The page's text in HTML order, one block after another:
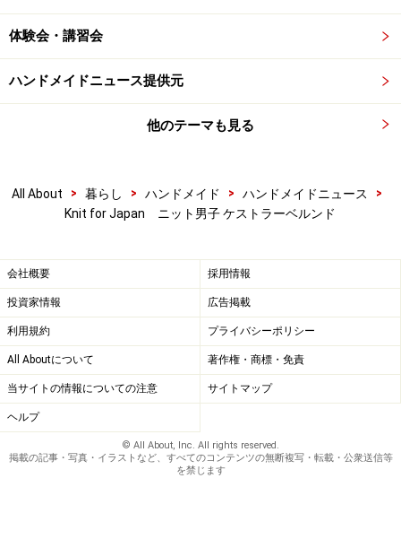
国内中心にオートバイで120万kmを走破しているという
から、ただのバイク気違いではない。
「明日から1週間ばかり休みが取れるので能登半島を一
周し、友人のいる佐渡に行ってきます。能登では友禅染
におかないのだ。
※記事内容は執筆時点のものです。最新の内容をご確認くださ
い。
体験会・講習会
ハンドメイドニュース提供元
他のテーマも見る
All About > 暮らし > ハンドメイド > ハンドメイドニュース
>
Knit for Japan ニット男子 ケストラーベルンド
会社概要 採用情報
投資家情報 広告掲載
利用規約 プライバシーポリシー
All Aboutについて 著作権・商標・免責
当サイトの情報についての注意 サイトマップ
ヘルプ
© All About, Inc. All rights reserved.
掲載の記事・写真・イラストなど、すべてのコンテンツの無断複写・転載・公衆送信等
を禁じます